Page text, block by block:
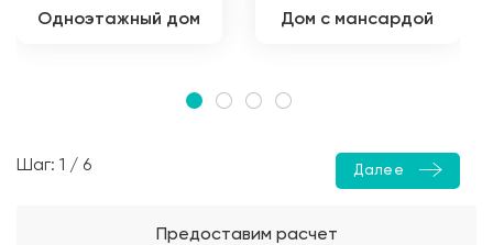
Одноэтажный дом Дом с мансардой
Шаг: 1 / 6 Далее
Предоставим расчет